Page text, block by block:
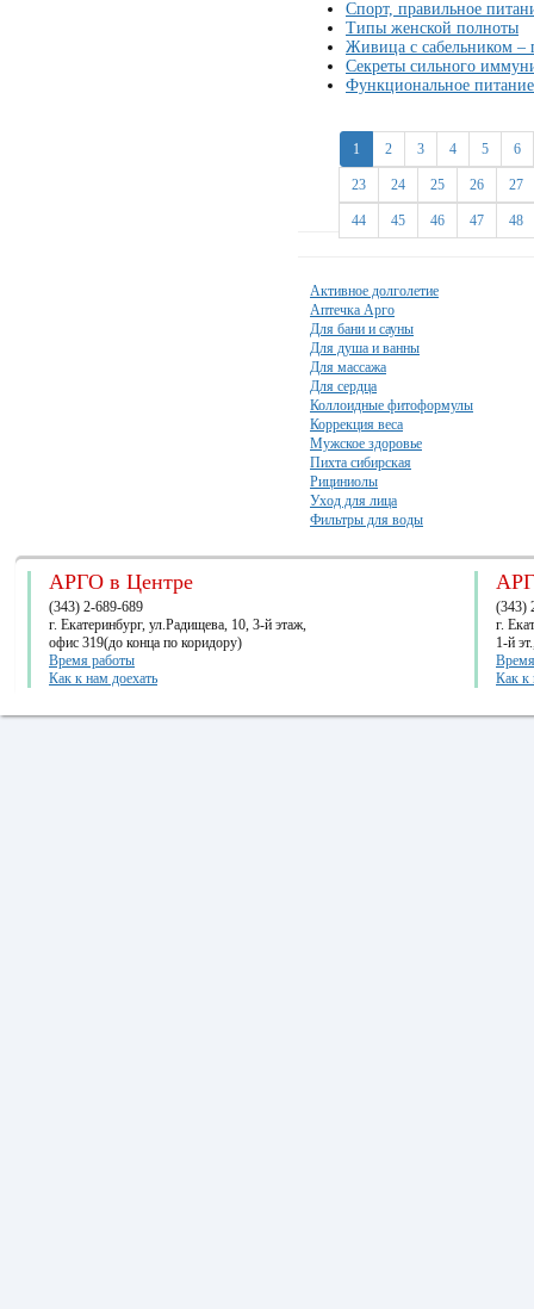
Спорт, правильное
Типы женской полноты
Живица с сабельником –
Секреты сильного
Функциональное
1 2 3 4 5 6
23 24 25 26 27
44 45 46 47 48
Активное долголетие
Аптечка Арго
Для бани и сауны
Для душа и ванны
Для массажа
Для сердца
Коллоидные фитоформулы
Коррекция веса
Мужское здоровье
Пихта сибирская
Рициниолы
Уход для лица
Фильтры для воды
АРГО в Центре
(343) 2-689-689
г. Екатеринбург, ул.Радищева, 10, 3-й этаж,
офис 319(до конца по коридору)
Время работы
Как к нам доехать
(343)
г.
1-й
Как к